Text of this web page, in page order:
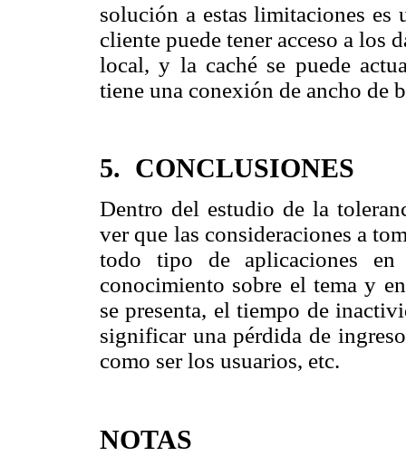
solución a estas limitaciones es
cliente puede tener acceso a los
local, y la caché se puede
tiene una conexión de ancho de
5. CONCLUSIONES
Dentro del estudio de la
ver que las consideraciones a
todo tipo de aplicaciones
conocimiento sobre el tema y
se presenta, el tiempo de
significar una pérdida de
como ser los usuarios, etc.
NOTAS